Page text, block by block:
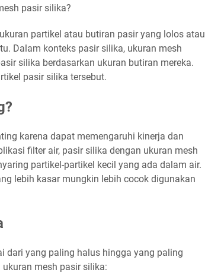
pasir silika?
partikel atau butiran pasir yang lolos atau
Dalam konteks pasir silika, ukuran mesh
silika berdasarkan ukuran butiran mereka.
pasir silika tersebut.
karena dapat memengaruhi kinerja dan
filter air, pasir silika dengan ukuran mesh
partikel-partikel kecil yang ada dalam air.
lebih kasar mungkin lebih cocok digunakan
dari yang paling halus hingga yang paling
mesh pasir silika: